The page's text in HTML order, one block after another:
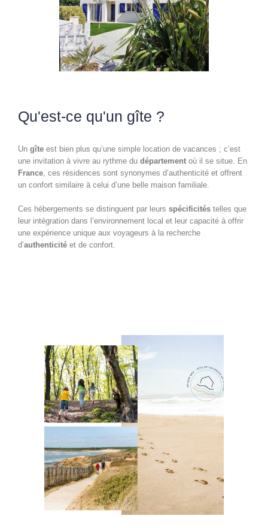
Qu'est-ce qu'un gîte ?
Un gîte est bien plus qu’une simple location de vacances ; c’est
une invitation à vivre au rythme du département où il se situe. En
France , ces résidences sont synonymes d’authenticité et offrent
un confort similaire à celui d’une belle maison familiale.
Ces hébergements se distinguent par leurs spécificités telles que
leur intégration dans l’environnement local et leur capacité à offrir
une expérience unique aux voyageurs à la recherche
d’authenticité et de confort.